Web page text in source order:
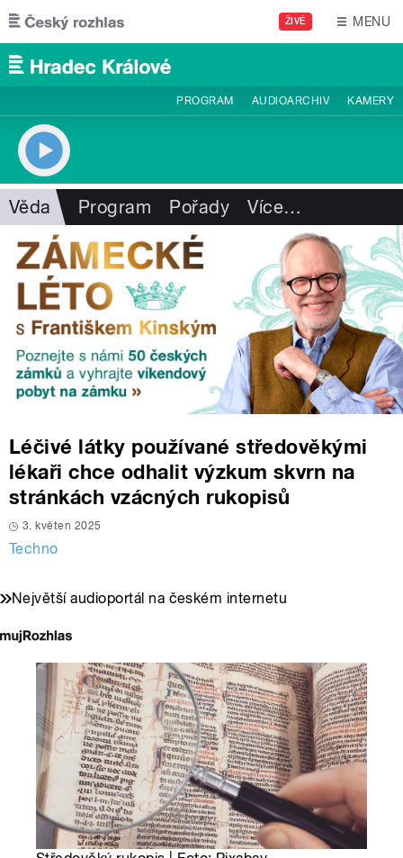
Přejít k hlavnímu obsahu
ŽIVĚ MENU
PROGRAM AUDIOARCHIV KAMERY
Věda Program Pořady Více…
Léčivé látky používané středověkými
lékaři chce odhalit výzkum skvrn na
stránkách vzácných rukopisů
3. květen 2025
Techno
Největší audioportál na českém internetu